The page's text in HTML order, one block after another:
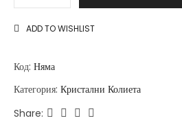
ADD TO WISHLIST
Код: Няма
Категория: Кристални Колиета
Share: